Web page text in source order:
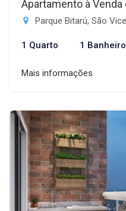
Apartamento à
Parque Bitarú, São
1 Quarto 1 Banheiro
Mais informações